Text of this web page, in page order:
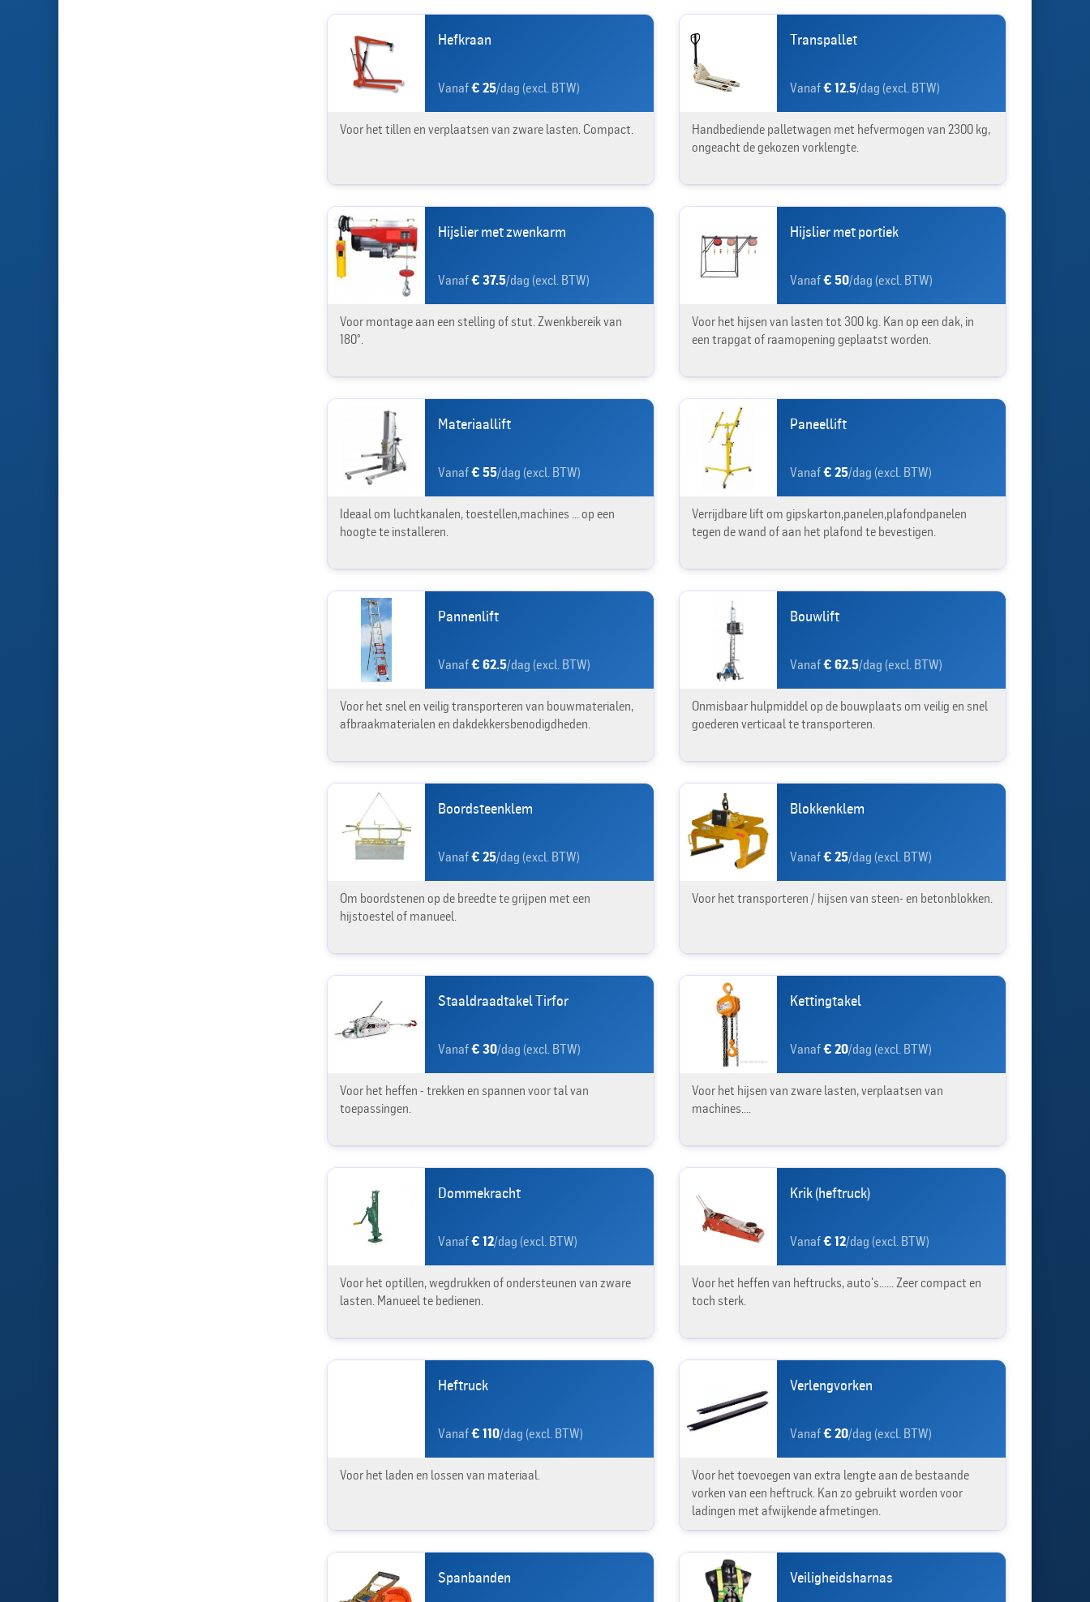
Hefkraan
Vanaf€ 25/dag (excl. BTW)
Voor het tillen en verplaatsen van zware lasten. Compact.
Transpallet
Vanaf€ 12.5/dag (excl. BTW)
Handbediende palletwagen met hefvermogen van 2300 kg,
ongeacht de gekozen vorklengte.
Hijslier met zwenkarm
Vanaf€ 37.5/dag (excl. BTW)
Voor montage aan een stelling of stut. Zwenkbereik van
180°.
Hijslier met portiek
Vanaf€ 50/dag (excl. BTW)
Voor het hijsen van lasten tot 300 kg. Kan op een dak, in
een trapgat of raamopening geplaatst worden.
Materiaallift
Vanaf€ 55/dag (excl. BTW)
Ideaal om luchtkanalen, toestellen,machines ... op een
hoogte te installeren.
Paneellift
Vanaf€ 25/dag (excl. BTW)
Verrijdbare lift om gipskarton,panelen,plafondpanelen
tegen de wand of aan het plafond te bevestigen.
Pannenlift
Vanaf€ 62.5/dag (excl. BTW)
Voor het snel en veilig transporteren van bouwmaterialen,
afbraakmaterialen en dakdekkersbenodigdheden.
Bouwlift
Vanaf€ 62.5/dag (excl. BTW)
Onmisbaar hulpmiddel op de bouwplaats om veilig en snel
goederen verticaal te transporteren.
Boordsteenklem
Vanaf€ 25/dag (excl. BTW)
Om boordstenen op de breedte te grijpen met een
hijstoestel of manueel.
Blokkenklem
Vanaf€ 25/dag (excl. BTW)
Voor het transporteren / hijsen van steen- en betonblokken.
Staaldraadtakel Tirfor
Vanaf€ 30/dag (excl. BTW)
Voor het heffen - trekken en spannen voor tal van
toepassingen.
Kettingtakel
Vanaf€ 20/dag (excl. BTW)
Voor het hijsen van zware lasten, verplaatsen van
machines....
Dommekracht
Vanaf€ 12/dag (excl. BTW)
Voor het optillen, wegdrukken of ondersteunen van zware
lasten. Manueel te bedienen.
Krik (heftruck)
Vanaf€ 12/dag (excl. BTW)
Voor het heffen van heftrucks, auto's...... Zeer compact en
toch sterk.
Heftruck
Vanaf€ 110/dag (excl. BTW)
Voor het laden en lossen van materiaal.
Verlengvorken
Vanaf€ 20/dag (excl. BTW)
Voor het toevoegen van extra lengte aan de bestaande
vorken van een heftruck. Kan zo gebruikt worden voor
ladingen met afwijkende afmetingen.
Spanbanden Veiligheidsharnas